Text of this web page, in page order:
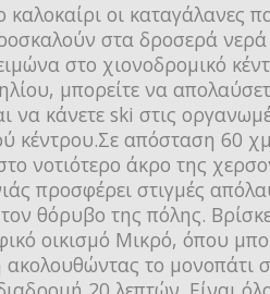
καλοκαίρι οι καταγάλανες
στα δροσερά νερά
στο χιονοδρομικό
μπορείτε να
να κάνετε ski στις
κέντρου.Σε απόσταση 60
νοτιότερο άκρο της
προσφέρει στιγμές
θόρυβο της πόλης.
οικισμό Μικρό, όπου
ακολουθώντας το μονοπάτι